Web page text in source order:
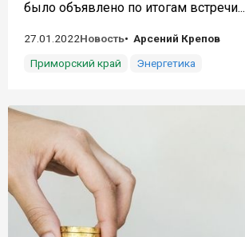
было объявлено по итогам встречи...
27.01.2022Новость
Арсений Крепов
Приморский край
Энергетика